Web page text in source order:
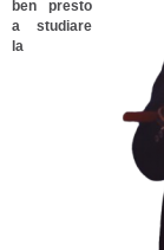
ben presto
a studiare
la